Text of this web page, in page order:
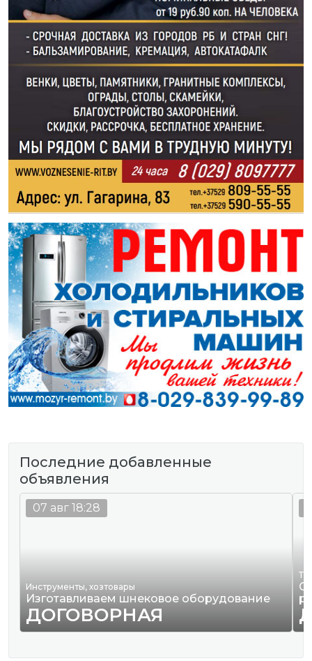
Последние добавленные
объявления
Инструменты, хозтовары
Изготавливаем шнековое оборудование
ДОГОВОРНАЯ
07 авг 18:28